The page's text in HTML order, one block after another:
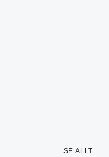
SE ALLT